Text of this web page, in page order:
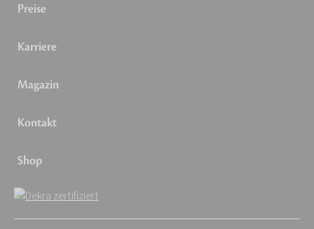
Preise
Karriere
Magazin
Kontakt
Shop